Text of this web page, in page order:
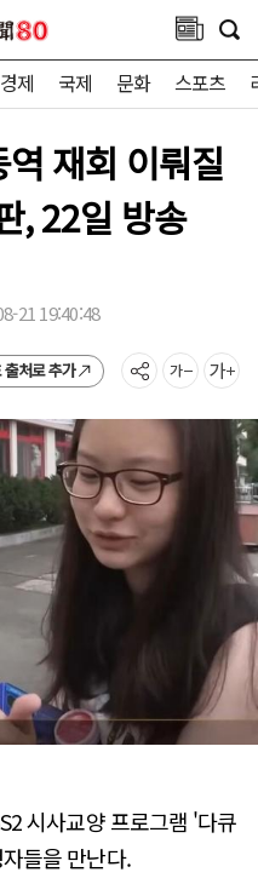
경제 국제 문화 스포츠
재회 이뤄질
, 22일 방송
21 19:40:48
처로 추가
시사교양 프로그램 '다큐
들을 만난다.